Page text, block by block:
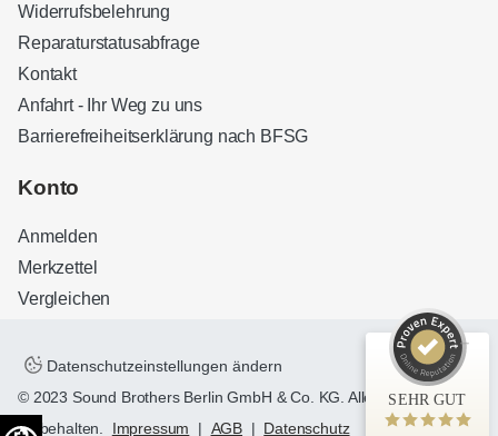
Widerrufsbelehrung
Reparaturstatusabfrage
Kontakt
Anfahrt - Ihr Weg zu uns
Barrierefreiheitserklärung nach BFSG
Konto
Anmelden
Merkzettel
Vergleichen
Datenschutzeinstellungen ändern
© 2023 Sound Brothers Berlin GmbH & Co. KG. Alle Rechte
vorbehalten. Impressum | AGB | Datenschutz
SEHR GUT
Kundenbewertungen und Erfahrungen zu
32
Bewertungen auf
ProvenExpert.com
Blick aufs ProvenExpert-Profil werfen